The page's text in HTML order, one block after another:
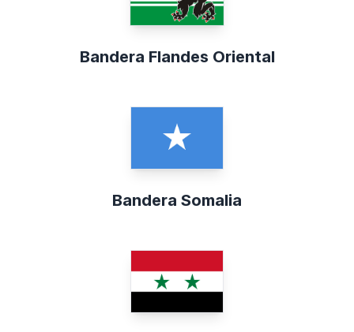
Bandera Flandes Oriental
Bandera Somalia